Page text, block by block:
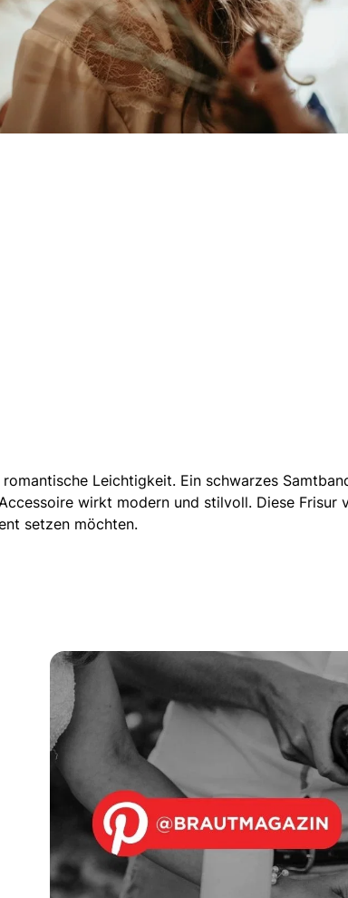
Leichtigkeit. Ein schwarzes
wirkt modern und stilvoll. Diese Frisur
setzen möchten.